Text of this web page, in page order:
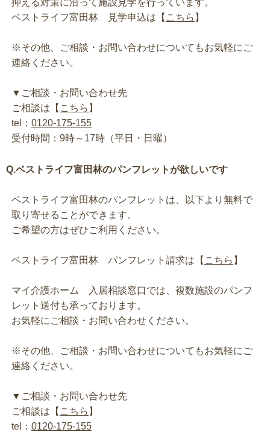
ベストライフ富田林 見学申込は【 こちら 】
※その他、ご相談・お問い合わせについてもお気軽にご
連絡ください。
▼ご相談・お問い合わせ先
ご相談は【 こちら 】
tel： 0120-175-155
受付時間：9時～17時（平日・日曜）
Q.ベストライフ富田林のパンフレットが欲しいです
ベストライフ富田林のパンフレットは、以下より無料で
取り寄せることができます。
ご希望の方はぜひご利用ください。
ベストライフ富田林 パンフレット請求は【 こちら 】
マイ介護ホーム 入居相談窓口では、複数施設のパンフ
レット送付も承っております。
お気軽にご相談・お問い合わせください。
※その他、ご相談・お問い合わせについてもお気軽にご
連絡ください。
▼ご相談・お問い合わせ先
ご相談は【 こちら 】
tel： 0120-175-155